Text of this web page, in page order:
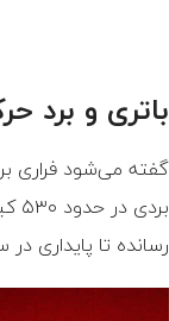
باتری و برد
رسانده تا پایداری